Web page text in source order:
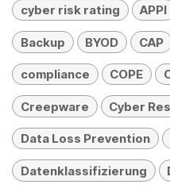
cyber risk rating APPI
Backup BYOD CAP
compliance COPE
Creepware Cyber
Data Loss Prevention
Datenklassifizierung